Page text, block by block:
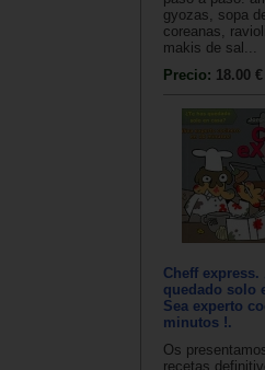
gyozas, sopa
coreanas,
makis de sal...
Precio: 18.00 €
Cheff express.
quedado solo
Sea experto
minutos !.
Os
recetas